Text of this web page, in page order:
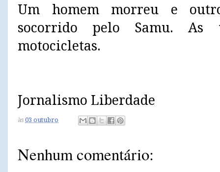
Um homem morreu e
socorrido pelo Samu. As
motocicletas.
Jornalismo Liberdade
às 03 outubro
Nenhum comentário: